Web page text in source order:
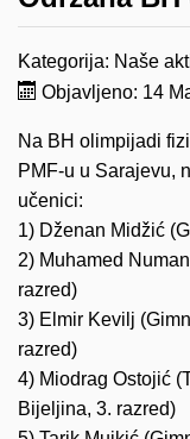
Kategorija: Naše
Objavljeno: 14
Na BH olimpijadi
PMF-u u Sarajevu,
učenici:
1) Dženan Midžić
2) Muhamed
razred)
3) Elmir Kevilj
razred)
4) Miodrag Ostojić
Bijeljina, 3. razred)